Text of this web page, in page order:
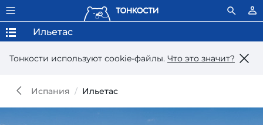
Тонкости используют сookie-файлы. Что это значит?
Ильетас
Испания Ильетас